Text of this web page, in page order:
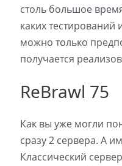
столь большое
каких тестирований
можно только
получается
ReBrawl 75
Как вы уже могли
сразу 2 сервера. А
Классический